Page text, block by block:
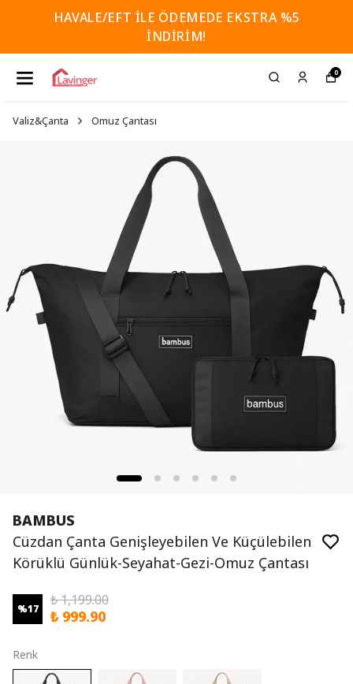
HAVALE/EFT İLE ÖDEMEDE EKSTRA %5
İNDİRİM!
0
Valiz&Çanta Omuz Çantası
BAMBUS
Cüzdan Çanta Genişleyebilen Ve Küçülebilen
Körüklü Günlük-Seyahat-Gezi-Omuz Çantası
%17
₺ 1,199.00
₺ 999.90
Renk